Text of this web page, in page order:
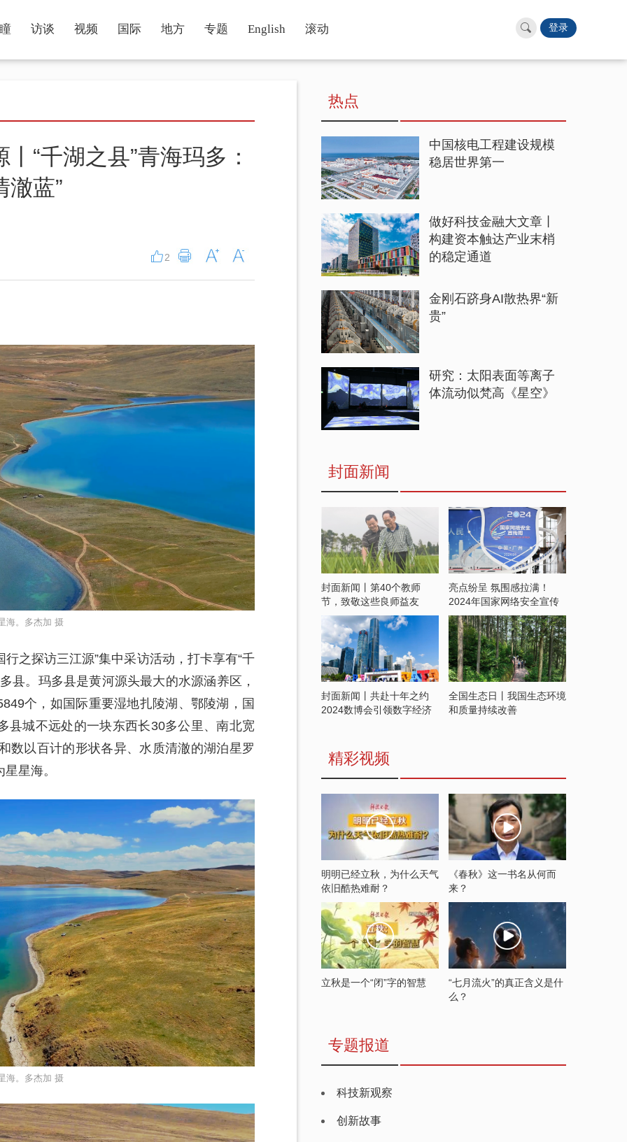
访谈 视频 国际 地方 专题 English 滚动 登录
“千湖之县”青海玛多：
澈蓝”
2
海。多杰加 摄
之探访三江源”集中采访活动，打卡享有“千
县。玛多县是黄河源头最大的水源涵养区，
个，如国际重要湿地扎陵湖、鄂陵湖，国
县城不远处的一块东西长30多公里、南北宽
数以百计的形状各异、水质清澈的湖泊星罗
星海。
海。多杰加 摄
热点
中国核电工程建设规模
稳居世界第一
做好科技金融大文章丨
构建资本触达产业末梢
的稳定通道
金刚石跻身AI散热界“新
贵”
研究：太阳表面等离子
体流动似梵高《星空》
封面新闻
封面新闻丨第40个教师
节，致敬这些良师益友
亮点纷呈 氛围感拉满！
2024年国家网络安全宣传
周开启
封面新闻丨共赴十年之约
2024数博会引领数字经济
全国生态日丨我国生态环境
和质量持续改善
精彩视频
明明已经立秋，为什么天气
依旧酷热难耐？
《春秋》这一书名从何而
来？
立秋是一个“闭”字的智慧
“七月流火”的真正含义是什
么？
专题报道
科技新观察
创新故事